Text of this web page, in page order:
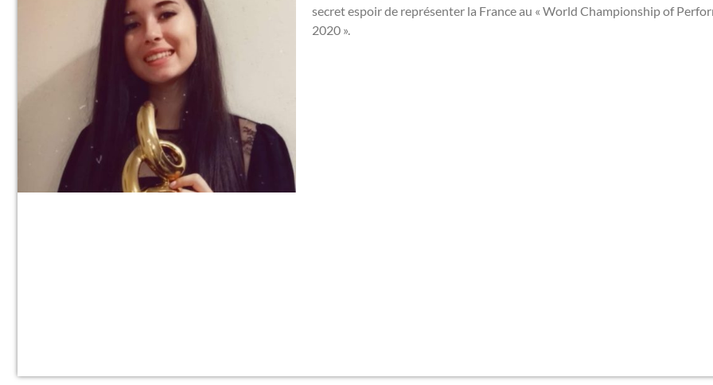
secret espoir de représenter la France au « World Championship of
2020 ».